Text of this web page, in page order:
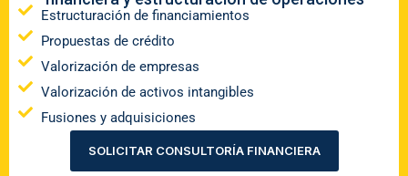
Estructuración de financiamientos
Propuestas de crédito
Valorización de empresas
Valorización de activos intangibles
Fusiones y adquisiciones
SOLICITAR CONSULTORÍA FINANCIERA